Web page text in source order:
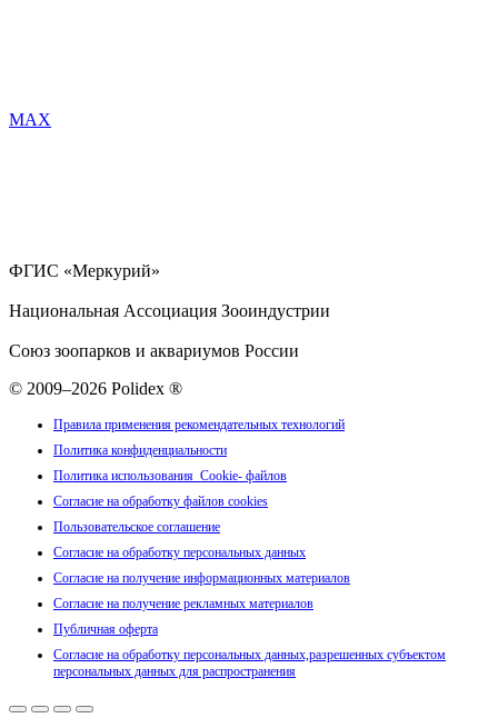
MAX
ФГИС «Меркурий»
Национальная Ассоциация Зооиндустрии
Союз зоопарков и аквариумов России
© 2009–2026 Polidex ®
Правила применения рекомендательных технологий
Политика конфиденциальности
Политика использования Cookie- файлов
Согласие на обработку файлов cookies
Пользовательское соглашение
Согласие на обработку персональных данных
Согласие на получение информационных материалов
Согласие на получение рекламных материалов
Публичная оферта
Согласие на обработку персональных данных,разрешенных субъектом
персональных данных для распространения